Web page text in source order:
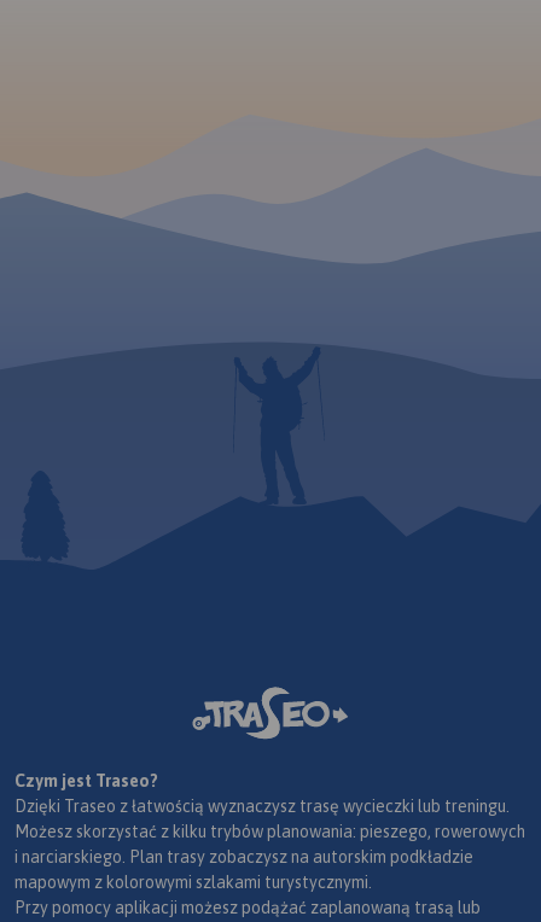
Czym jest Traseo?
Dzięki Traseo z łatwością wyznaczysz trasę wycieczki lub treningu.
Możesz skorzystać z kilku trybów planowania: pieszego, rowerowych
i narciarskiego. Plan trasy zobaczysz na autorskim podkładzie
mapowym z kolorowymi szlakami turystycznymi.
Przy pomocy aplikacji możesz podążać zaplanowaną trasą lub